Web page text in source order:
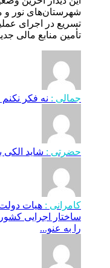
شهرستان‌های نور و
تسریع در اجرای
تأمین منابع مالی
جمالی : نه فکر نکنم
حضرتی : شاید الکی
کامرانی : هیات دولت
را به عنو...